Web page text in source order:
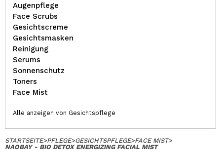
Augenpflege
Face Scrubs
Gesichtscreme
Gesichtsmasken
Reinigung
Serums
Sonnenschutz
Toners
Face Mist
Alle anzeigen von Gesichtspflege
STARTSEITE>PFLEGE>GESICHTSPFLEGE>FACE MIST>
NAOBAY - BIO DETOX ENERGIZING FACIAL MIST